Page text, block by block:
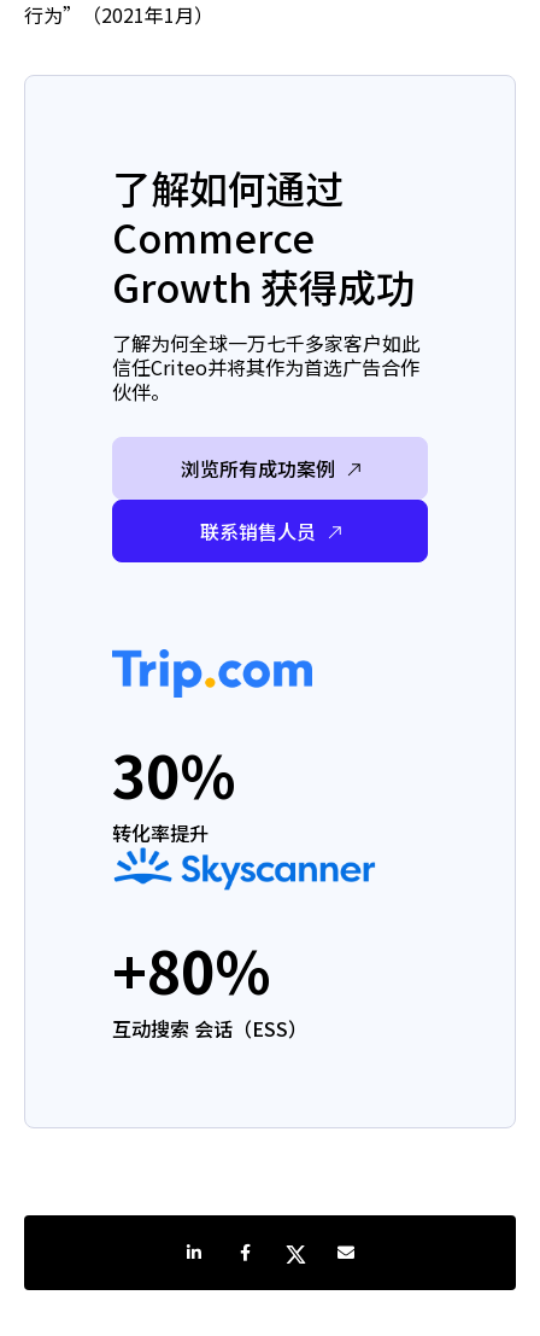
行为”（2021年1月）
了解如何通过
Commerce
Growth 获得成功
了解为何全球一万七千多家客户如此
信任Criteo并将其作为首选广告合作
伙伴。
浏览所有成功案例
联系销售人员
30%
转化率提升
+80%
互动搜索 会话（ESS）
分享到LinkedIn分享到Facebook
分享到Twitter通过电子邮件共享